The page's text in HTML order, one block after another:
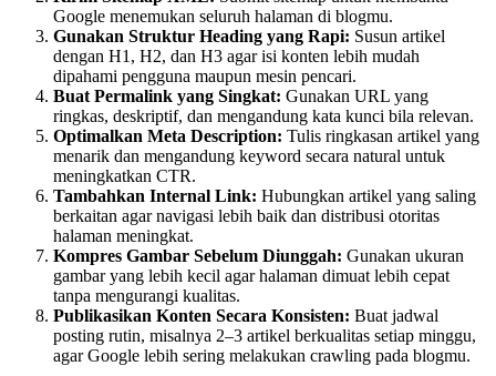
Google menemukan seluruh halaman di blogmu.
Gunakan Struktur Heading yang Rapi: Susun artikel
dengan H1, H2, dan H3 agar isi konten lebih mudah
dipahami pengguna maupun mesin pencari.
Buat Permalink yang Singkat: Gunakan URL yang
ringkas, deskriptif, dan mengandung kata kunci bila relevan.
Optimalkan Meta Description: Tulis ringkasan artikel yang
menarik dan mengandung keyword secara natural untuk
meningkatkan CTR.
Tambahkan Internal Link: Hubungkan artikel yang saling
berkaitan agar navigasi lebih baik dan distribusi otoritas
halaman meningkat.
Kompres Gambar Sebelum Diunggah: Gunakan ukuran
gambar yang lebih kecil agar halaman dimuat lebih cepat
tanpa mengurangi kualitas.
Publikasikan Konten Secara Konsisten: Buat jadwal
posting rutin, misalnya 2–3 artikel berkualitas setiap minggu,
agar Google lebih sering melakukan crawling pada blogmu.